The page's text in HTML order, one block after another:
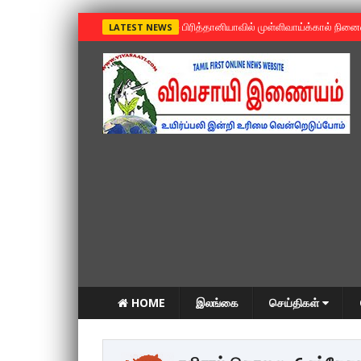
LATEST NEWS »பிரித்தானியாவில் முள்ளிவாய்க்கால்
HOME இலங்கை செய்திகள்